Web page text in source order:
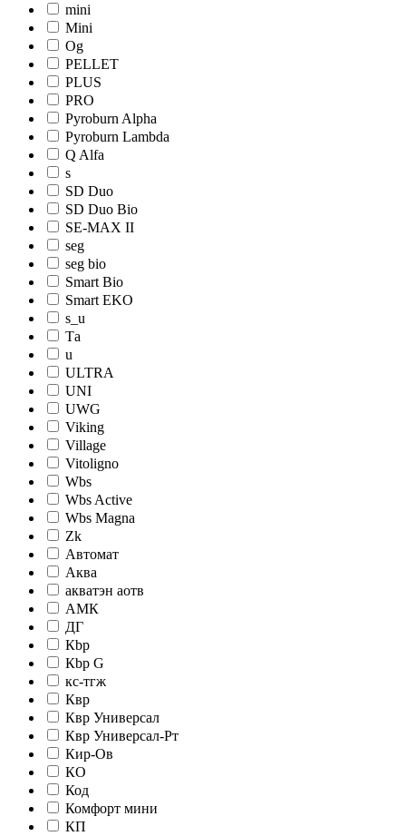
mini
Mini
Og
PELLET
PLUS
PRO
Pyroburn Alpha
Pyroburn Lambda
Q Alfa
s
SD Duo
SD Duo Bio
SE-MAX II
seg
seg bio
Smart Bio
Smart EKO
s_u
Tа
u
ULTRA
UNI
UWG
Viking
Village
Vitoligno
Wbs
Wbs Active
Wbs Magna
Zk
Автомат
Аква
акватэн аотв
АМК
ДГ
Кbр
Кbр G
кc-тгж
Квр
Квр Универсал
Квр Универсал-Рт
Кир-Ов
КО
Код
Комфорт мини
КП